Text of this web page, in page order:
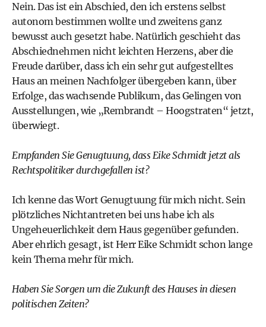
Nein. Das ist ein Abschied, den ich erstens selbst
autonom bestimmen wollte und zweitens ganz
bewusst auch gesetzt habe. Natürlich geschieht das
Abschiednehmen nicht leichten Herzens, aber die
Freude darüber, dass ich ein sehr gut aufgestelltes
Haus an meinen Nachfolger übergeben kann, über
Erfolge, das wachsende Publikum, das Gelingen von
Ausstellungen, wie „Rembrandt – Hoogstraten“ jetzt,
überwiegt.
Empfanden Sie Genugtuung, dass Eike Schmidt jetzt als
Rechtspolitiker durchgefallen ist?
Ich kenne das Wort Genugtuung für mich nicht. Sein
plötzliches Nichtantreten bei uns habe ich als
Ungeheuerlichkeit dem Haus gegenüber gefunden.
Aber ehrlich gesagt, ist Herr Eike Schmidt schon lange
kein Thema mehr für mich.
Haben Sie Sorgen um die Zukunft des Hauses in diesen
politischen Zeiten?